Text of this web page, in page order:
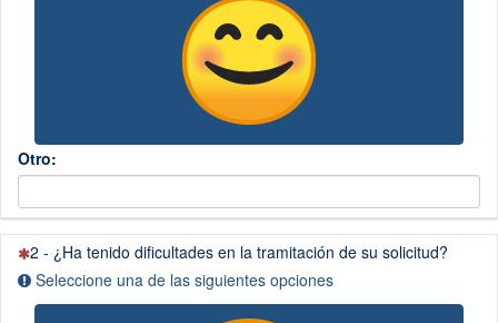
Otro:
(Esta
pregunta
2 - ¿Ha tenido dificultades en la tramitación de su solicitud?
Seleccione una de las siguientes opciones